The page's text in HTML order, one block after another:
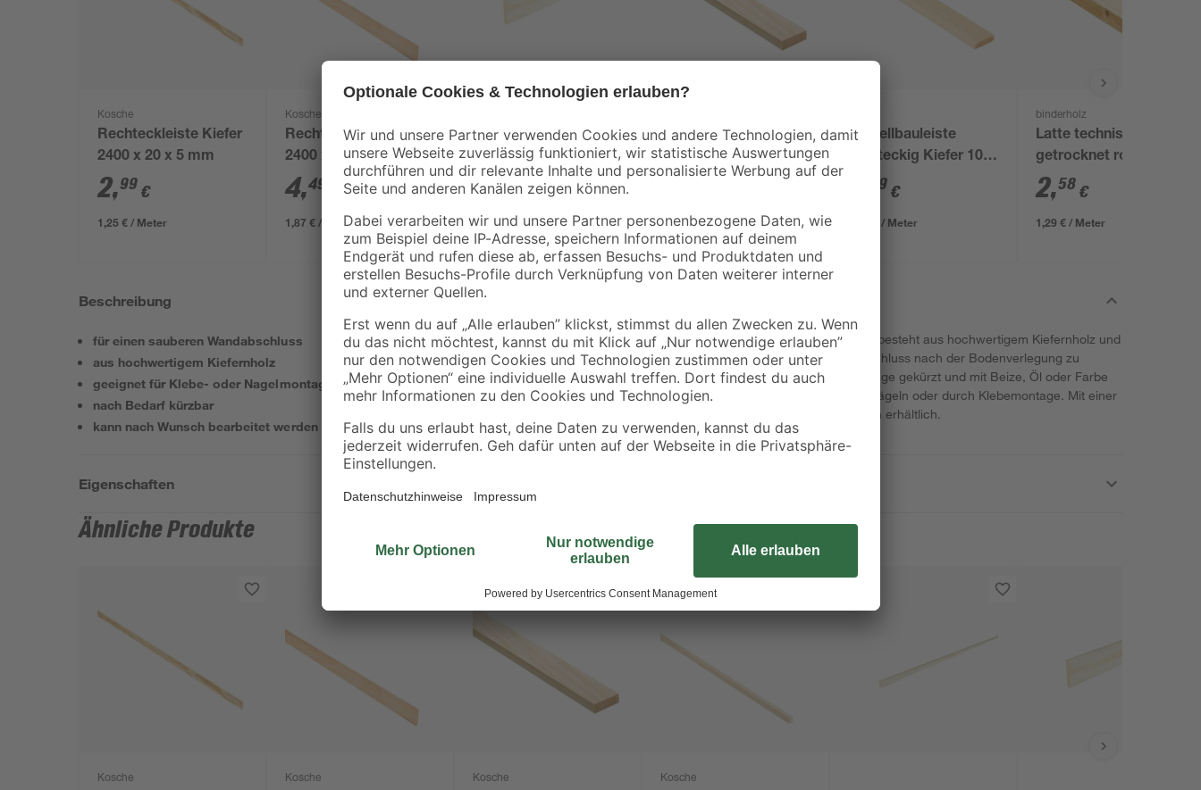
Kosche
Rechteckleiste Kiefer
2400 x 20 x 5 mm
2,99 €
1,25 € / Meter
Kosche
Rechteckleiste Kiefer
2400 x 40 x 5 mm
4,49
1,87 € / Meter
Rechteckleiste Kiefer
2400 x 47 x 5 mm
5,19€
2,16 € / Meter
Rechteckleiste 2400 x
30 x 10 mm
2,29 € / Meter
Modellbauleiste
rechteckig Kiefer 100
x 3 x 0,5 cm
29 €
2,29 € / Meter
binderholz
Latte technisch
getrocknet roh 2000 x
36 x 17 mm
2,58 €
1,29 € / Meter
Beschreibung
für einen sauberen Wandabschluss
aus hochwertigem Kiefernholz
geeignet für Klebe- oder Nagelmontage
nach Bedarf kürzbar
kann nach Wunsch bearbeitet werden
Die schlichte Rechteckleiste der Marke Kosche besteht aus hochwertigem Kiefernholz und
ist ideal geeignet, um einen sauberen Wandabschluss nach der Bodenverlegung zu
erreichen. Die flache Leiste kann auf Wunschlänge gekürzt und mit Beize, Öl oder Farbe
behandelt werden. Die Befestigung erfolgt mit Nägeln oder durch Klebemontage. Mit einer
Länge von 2,4 m ist sie in verschiedenen Breiten erhältlich.
Eigenschaften
Ähnliche Produkte
Kosche Kosche Kosche Kosche